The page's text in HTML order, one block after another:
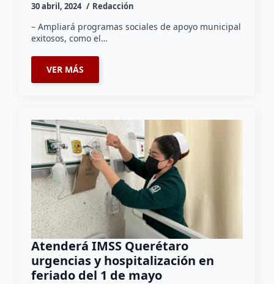
30 abril, 2024 Redacción
– Ampliará programas sociales de apoyo municipal
exitosos, como el…
VER MÁS
Atenderá IMSS Querétaro
urgencias y hospitalización en
feriado del 1 de mayo